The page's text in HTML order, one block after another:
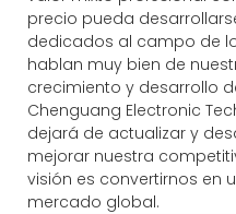
precio pueda
dedicados al campo de
hablan muy bien de
crecimiento y desarrollo
Chenguang Electronic
dejará de actualizar y
mejorar nuestra
visión es convertirnos en
mercado global.